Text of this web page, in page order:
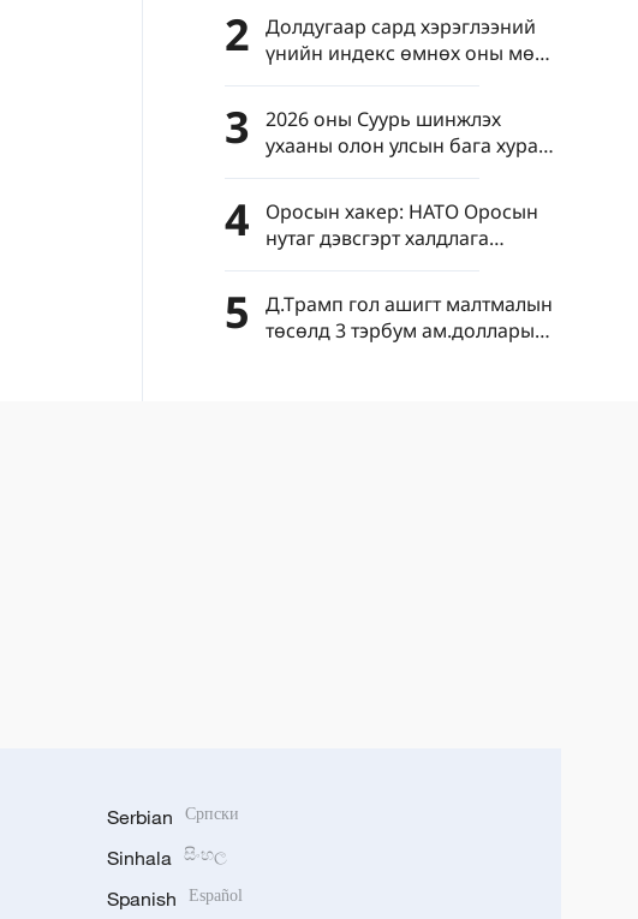
2
Долдугаар сард хэрэглээний
үнийн индекс өмнөх оны мөн
үеэс 0.5%-иар өсөв
3
2026 оны Суурь шинжлэх
ухааны олон улсын бага хурал
Бээжинд нээгдлээ
4
Оросын хакер: НАТО Оросын
нутаг дэвсгэрт халдлага
үйлдсэний нотлох баримтыг
олж авсан
5
Д.Трамп гол ашигт малтмалын
төсөлд 3 тэрбум ам.долларын
Serbian Српски
Sinhala සිංහල
Spanish Español